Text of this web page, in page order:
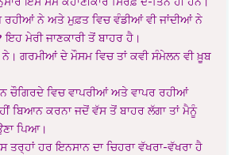
ਰਹੀਆਂ ਨੇ ਅਤੇ ਮੁਫ਼ਤ ਵਿਚ ਵੰਡੀਆਂ ਵੀ ਜਾਂਦੀਆਂ ਨੇ
ਮੇਰੀ ਜਾਣਕਾਰੀ ਤੋਂ ਬਾਹਰ ਹੈ।
ਨੇ। ਗਰਮੀਆਂ ਦੇ ਮੌਸਮ ਵਿਚ ਤਾਂ ਕਵੀ ਸੰਮੇਲਨ ਵੀ ਖ਼ੂਬ
ਚੌਗਿਰਦੇ ਵਿਚ ਵਾਪਰੀਆਂ ਅਤੇ ਵਾਪਰ ਰਹੀਆਂ
ਬਿਆਨ ਕਰਨਾ ਜਦੋਂ ਵੱਸ ਤੋਂ ਬਾਹਰ ਲੱਗਾ ਤਾਂ ਮੈਨੂੰ
ਪਿਆ।
ਤਰ੍ਹਾਂ ਹਰ ਇਨਸਾਨ ਦਾ ਚਿਹਰਾ ਵੱਖਰਾ-ਵੱਖਰਾ ਹੈ